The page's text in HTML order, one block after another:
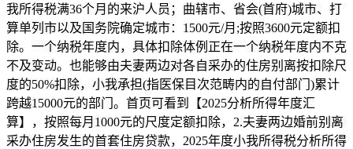
我所得税满36个月的来沪人员；曲辖市、省会(首府)城市、打
算单列市以及国务院确定城市：1500元/月;按照3600元定额扣
除。一个纳税年度内，具体扣除体例正在一个纳税年度内不克
不及变动。也能够由夫妻两边对各自采办的住房别离按扣除尺
度的50%扣除，小我承担(指医保目次范畴内的自付部门)累计
跨越15000元的部门。首页可看到【2025分析所得年度汇
算】，按照每月1000元的尺度定额扣除，2.夫妻两边婚前别离
采办住房发生的首套住房贷款，2025年度小我所得税分析所得